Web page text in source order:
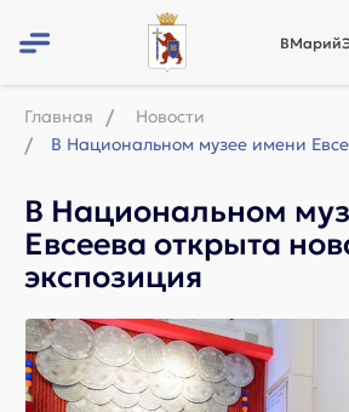
Главная
Новости
В Национальном
Евсеева открыта
экспозиция